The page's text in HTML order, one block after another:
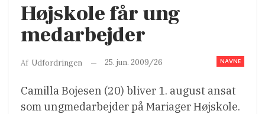
Højskole får ung
medarbejder
NAVNE
Af Udfordringen 25. jun. 2009/26
Camilla Bojesen (20) bliver 1. august ansat
som ungmedarbejder på Mariager Højskole.